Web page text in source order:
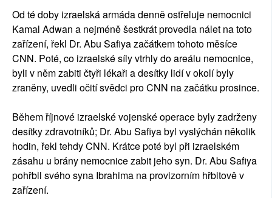
Od té doby izraelská armáda denně ostřeluje nemocnici
Kamal Adwan a nejméně šestkrát provedla nálet na toto
zařízení, řekl Dr. Abu Safiya začátkem tohoto měsíce
CNN. Poté, co izraelské síly vtrhly do areálu nemocnice,
byli v něm zabiti čtyři lékaři a desítky lidí v okolí byly
zraněny, uvedli očití svědci pro CNN na začátku prosince.
Během říjnové izraelské vojenské operace byly zadrženy
desítky zdravotníků; Dr. Abu Safiya byl vyslýchán několik
hodin, řekl tehdy CNN. Krátce poté byl při izraelském
zásahu u brány nemocnice zabit jeho syn. Dr. Abu Safiya
pohřbil svého syna Ibrahima na provizorním hřbitově v
zařízení.